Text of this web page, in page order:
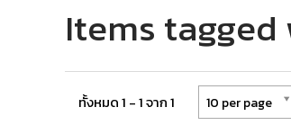
Items tagged
ทั้งหมด 1 - 1 จาก 1 10 per page